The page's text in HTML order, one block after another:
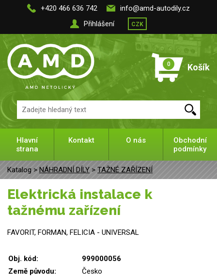
+420 466 636 742
info@amd-autodily.cz
Přihlášení
CZK
0 Košík
Hlavní
strana
Kontakt O nás
Obchodní
podmínky
Katalog > NÁHRADNÍ DÍLY > TAŽNÉ ZAŘÍZENÍ
Elektrická instalace k
tažnému zařízení
FAVORIT, FORMAN, FELICIA - UNIVERSAL
Obj. kód:
999000056
Země původu:
Česko